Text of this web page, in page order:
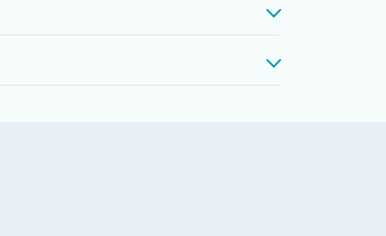
памяти, процессоров,
всех подсистем